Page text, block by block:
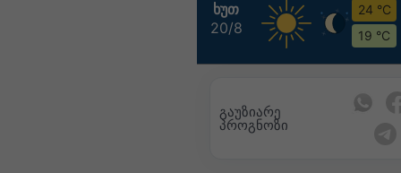
ᲮᲣᲗ
20/8
24 °C
19 °C
გაუზიარე
პროგნოზი